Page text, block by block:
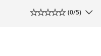
(0/5)